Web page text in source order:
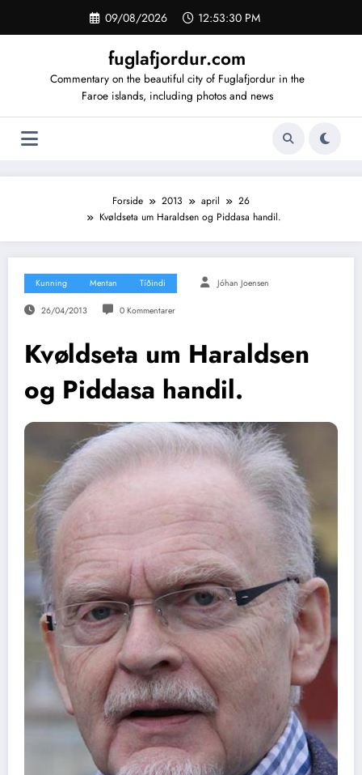
indhold
09/08/2026 12:53:31 PM
fuglafjordur.com
Commentary on the beautiful city of Fuglafjordur in the
Faroe islands, including photos and news
Forside 2013 april
26
Kvøldseta um Haraldsen og Piddasa handil.
Kunning Mentan Tíðindi Jóhan Joensen
26/04/2013 0 Kommentarer
Kvøldseta um Haraldsen
og Piddasa handil.